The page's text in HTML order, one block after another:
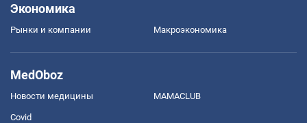
Экономика
Рынки и компании Mакроэкономика
MedOboz
Новости медицины MAMACLUB
Covid